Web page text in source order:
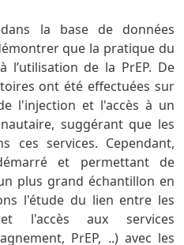
la base de données
que la pratique du
l’utilisation de la PrEP. De
ont été effectuées sur
l'injection et l'accès à un
suggérant que les
ces services. Cependant,
et permettant de
plus grand échantillon en
l'étude du lien entre les
et l'accès aux services
PrEP, ..) avec les